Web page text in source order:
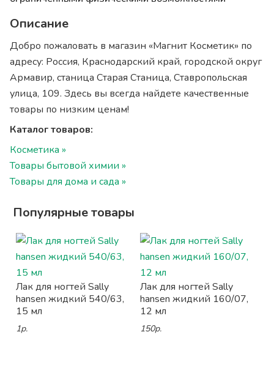
Описание
Добро пожаловать в магазин «Магнит Косметик» по
адресу: Россия, Краснодарский край, городской округ
Армавир, станица Старая Станица, Ставропольская
улица, 109. Здесь вы всегда найдете качественные
товары по низким ценам!
Каталог товаров:
Косметика »
Товары бытовой химии »
Товары для дома и сада »
Популярные товары
Лак для ногтей Sally
hansen жидкий 540/63,
15 мл
1р.
Лак для ногтей Sally
hansen жидкий 160/07,
12 мл
150р.